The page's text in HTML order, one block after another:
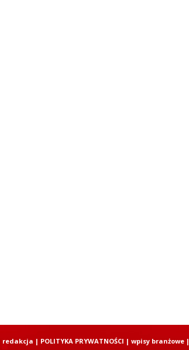
redakcja | POLITYKA PRYWATNOŚCI | wpisy branżowe|